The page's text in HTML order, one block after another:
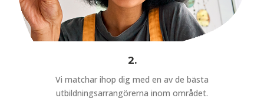
2.
Vi matchar ihop dig med en av de bästa
utbildningsarrangörerna inom området.